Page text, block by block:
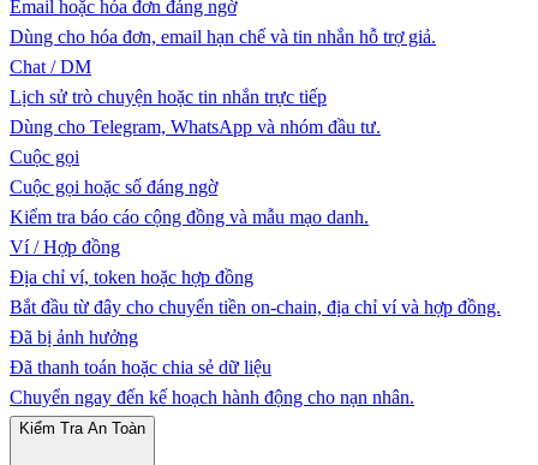
Email hoặc hóa đơn đáng ngờ
Dùng cho hóa đơn, email hạn chế và tin nhắn hỗ trợ giả.
Chat / DM
Lịch sử trò chuyện hoặc tin nhắn trực tiếp
Dùng cho Telegram, WhatsApp và nhóm đầu tư.
Cuộc gọi
Cuộc gọi hoặc số đáng ngờ
Kiểm tra báo cáo cộng đồng và mẫu mạo danh.
Ví / Hợp đồng
Địa chỉ ví, token hoặc hợp đồng
Bắt đầu từ đây cho chuyển tiền on-chain, địa chỉ ví và hợp đồng.
Đã bị ảnh hưởng
Đã thanh toán hoặc chia sẻ dữ liệu
Chuyển ngay đến kế hoạch hành động cho nạn nhân.
Kiểm Tra An Toàn